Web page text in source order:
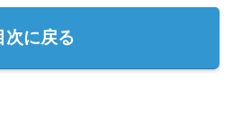
次に戻る